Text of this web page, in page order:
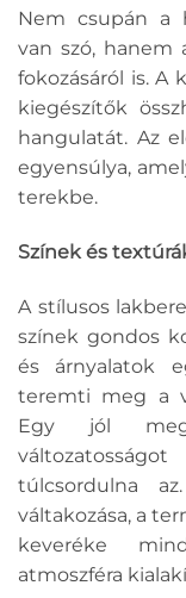
Nem csupán a
van szó, hanem
fokozásáról is. A
kiegészítők
hangulatát. Az
egyensúlya,
terekbe.
Színek és
A stílusos
színek gondos
és árnyalatok
teremti meg a
Egy jól
túlcsordulna
váltakozása, a
keveréke
atmoszféra